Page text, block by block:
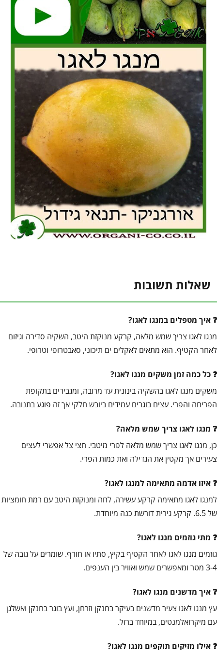
שאלות תשובות
איך מטפלים במנגו לאגו?
מנגו לאגו צריך שמש מלאה, קרקע מנוקזת היטב, השקיה סדירה וגיזום
לאחר הקטיף. הוא מתאים לאקלים ים תיכוני, סאבטרופי וטרופי.
כל כמה זמן משקים מנגו לאגו?
משקים מנגו לאגו בהשקיה בינונית עד מרובה, ומגבירים בתקופת
הפריחה והפרי. עצים בוגרים עמידים ביובש חלקי אך זה פוגע בתנובה.
מנגו לאגו צריך שמש מלאה?
כן, מנגו לאגו צריך שמש מלאה לפרי מיטבי. חצי צל אפשרי לעצים
צעירים אך מקטין את הגדילה ואת כמות הפרי.
איזו אדמה מתאימה למנגו לאגו?
למנגו לאגו מתאימה קרקע עשירה, לחה ומנוקזת היטב עם רמת חומציות
של 6.5. קרקע גירית דורשת כנה מיוחדת.
מתי גוזמים מנגו לאגו?
גוזמים מנגו לאגו לאחר הקטיף בקיץ, סתיו או חורף. שומרים על גובה של
3-4 מטר ומאפשרים שמש ואוויר בין הענפים.
איך מדשנים מנגו לאגו?
עץ מנגו לאגו צעיר מדשנים בעיקר בחנקן וזרחן, ועץ בוגר בחנקן ואשלגן
עם מיקרואלמנטים, במיוחד ברזל.
אילו מזיקים תוקפים מנגו לאגו?